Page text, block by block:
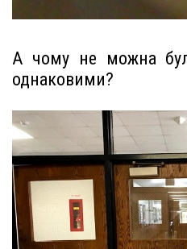
А чому не можна
однаковими?